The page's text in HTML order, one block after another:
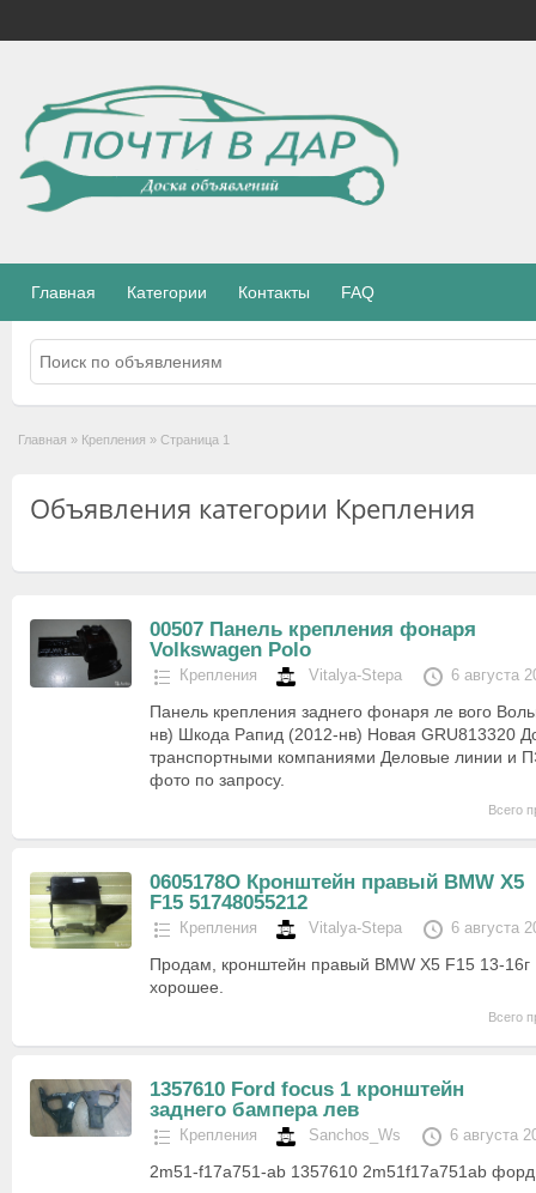
Главная Категории Контакты FAQ
Главная » Крепления » Страница 1
Объявления категории Крепления
00507 Панель крепления фонаря
Volkswagen Polo
Крепления Vitalya-Stepa 6 августа
Панель крепления заднего фонаря ле вого
нв) Шкода Рапид (2012-нв) Новая GRU813320
транспортными компаниями Деловые линии и
фото по запросу.
Всего
0605178O Кронштейн правый BMW X5
F15 51748055212
Крепления Vitalya-Stepa 6 августа
Продам, кронштейн правый BMW X5 F15 13-16г
хорошее.
Всего
1357610 Ford focus 1 кронштейн
заднего бампера лев
Крепления Sanchos_Ws 6 августа
2m51-f17a751-ab 1357610 2m51f17a751ab